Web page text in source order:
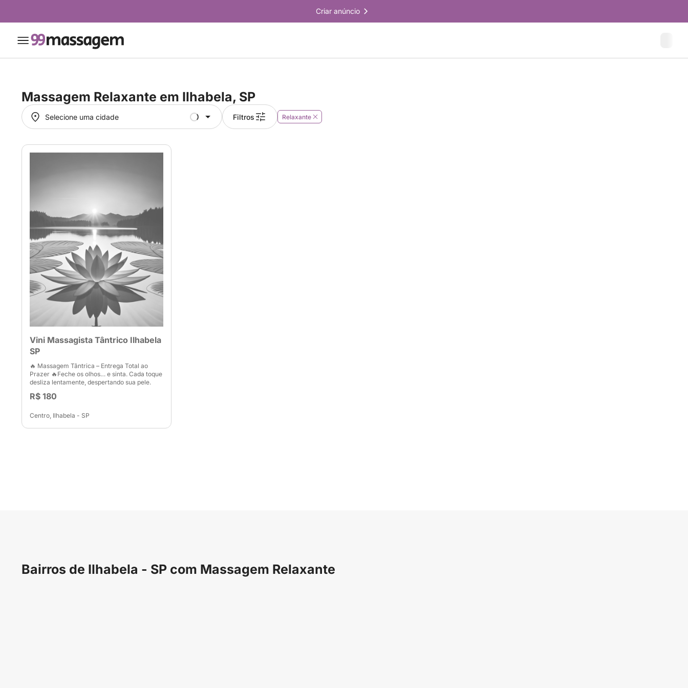
Criar anúncio
Massagem Relaxante em Ilhabela, SP
Selecione uma cidade
Selecione uma cidade Filtros Relaxante
Vini Massagista Tântrico Ilhabela
SP
🔥 Massagem Tântrica – Entrega Total ao
Prazer 🔥Feche os olhos… e sinta. Cada toque
desliza lentamente, despertando sua pele.
R$ 180
Centro, Ilhabela - SP
Bairros de Ilhabela - SP com Massagem Relaxante